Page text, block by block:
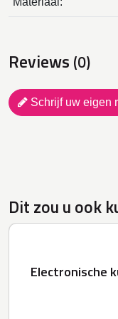
Reviews (0)
Schrijf uw eigen
Dit zou u ook
Electronische